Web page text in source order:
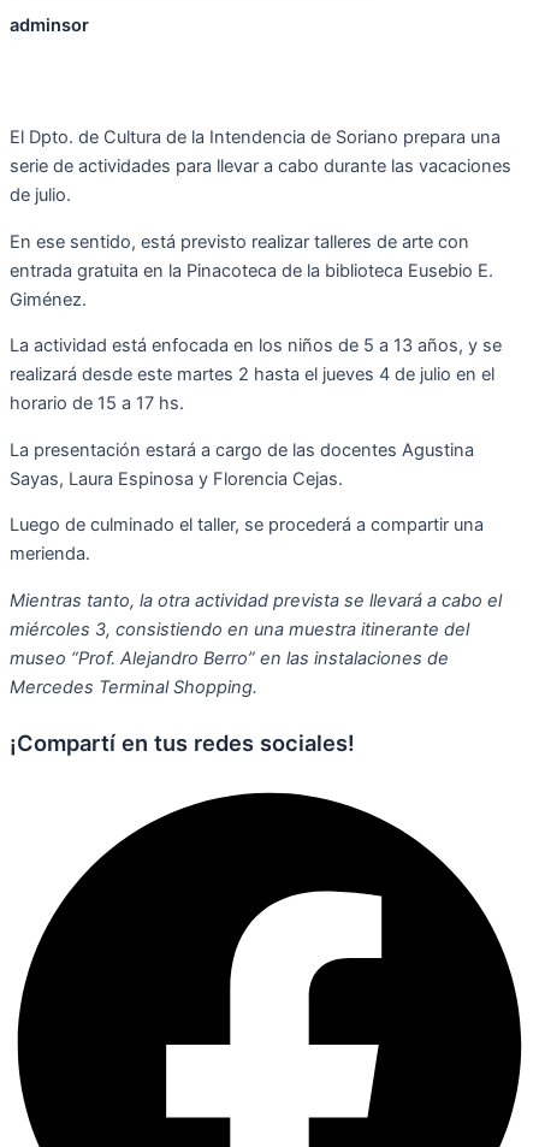
adminsor
El Dpto. de Cultura de la Intendencia de Soriano prepara una
serie de actividades para llevar a cabo durante las vacaciones
de julio.
En ese sentido, está previsto realizar talleres de arte con
entrada gratuita en la Pinacoteca de la biblioteca Eusebio E.
Giménez.
La actividad está enfocada en los niños de 5 a 13 años, y se
realizará desde este martes 2 hasta el jueves 4 de julio en el
horario de 15 a 17 hs.
La presentación estará a cargo de las docentes Agustina
Sayas, Laura Espinosa y Florencia Cejas.
Luego de culminado el taller, se procederá a compartir una
merienda.
Mientras tanto, la otra actividad prevista se llevará a cabo el
miércoles 3, consistiendo en una muestra itinerante del
museo “Prof. Alejandro Berro” en las instalaciones de
Mercedes Terminal Shopping.
¡Compartí en tus redes sociales!